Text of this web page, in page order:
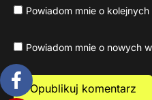
Powiadom mnie o
Powiadom mnie o nowych